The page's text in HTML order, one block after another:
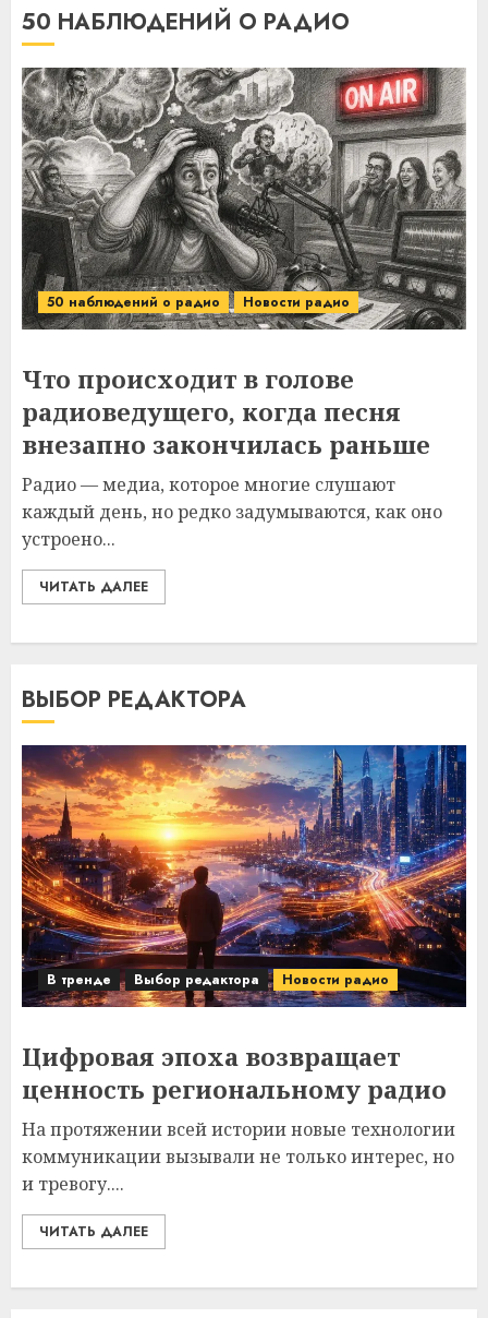
50 НАБЛЮДЕНИЙ О РАДИО
50 наблюдений о радио Новости радио
Что происходит в голове
радиоведущего, когда песня
внезапно закончилась раньше
Радио — медиа, которое многие слушают
каждый день, но редко задумываются, как оно
устроено...
ЧИТАТЬ ДАЛЕЕ
ВЫБОР РЕДАКТОРА
В тренде Выбор редактора Новости радио
Цифровая эпоха возвращает
ценность региональному радио
На протяжении всей истории новые технологии
коммуникации вызывали не только интерес, но
и тревогу....
ЧИТАТЬ ДАЛЕЕ